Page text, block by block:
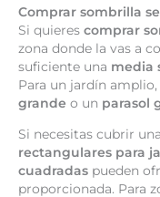
Comprar sombrilla
Si quieres comprar
zona donde la vas a
suficiente una media
Para un jardín
grande o un parasol
Si necesitas cubrir
rectangulares para
cuadradas pueden
proporcionada. Para